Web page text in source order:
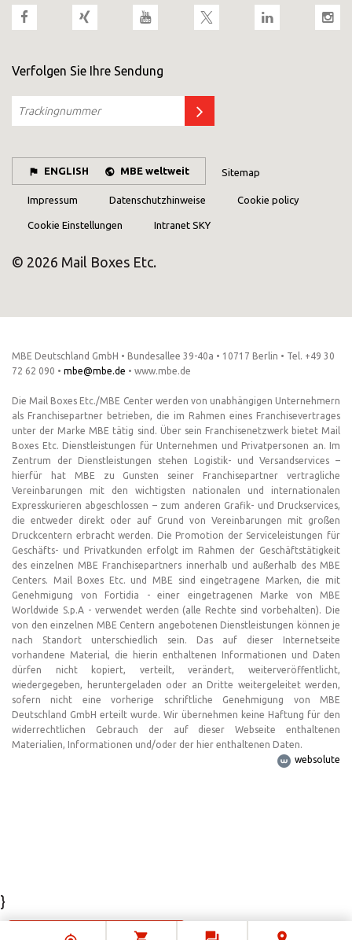
Verfolgen Sie Ihre Sendung
ENGLISH MBE weltweit Sitemap
Impressum Datenschutzhinweise Cookie policy
Cookie Einstellungen Intranet SKY
© 2026 Mail Boxes Etc.
MBE Deutschland GmbH • Bundesallee 39-40a • 10717 Berlin • Tel. +49 30
72 62 090 • mbe@mbe.de • www.mbe.de
Die Mail Boxes Etc./MBE Center werden von unabhängigen Unternehmern
als Franchisepartner betrieben, die im Rahmen eines Franchisevertrages
unter der Marke MBE tätig sind. Über sein Franchisenetzwerk bietet Mail
Boxes Etc. Dienstleistungen für Unternehmen und Privatpersonen an. Im
Zentrum der Dienstleistungen stehen Logistik- und Versandservices –
hierfür hat MBE zu Gunsten seiner Franchisepartner vertragliche
Vereinbarungen mit den wichtigsten nationalen und internationalen
Expresskurieren abgeschlossen – zum anderen Grafik- und Druckservices,
die entweder direkt oder auf Grund von Vereinbarungen mit großen
Druckcentern erbracht werden. Die Promotion der Serviceleistungen für
Geschäfts- und Privatkunden erfolgt im Rahmen der Geschäftstätigkeit
des einzelnen MBE Franchisepartners innerhalb und außerhalb des MBE
Centers. Mail Boxes Etc. und MBE sind eingetragene Marken, die mit
Genehmigung von Fortidia - einer eingetragenen Marke von MBE
Worldwide S.p.A - verwendet werden (alle Rechte sind vorbehalten). Die
von den einzelnen MBE Centern angebotenen Dienstleistungen können je
nach Standort unterschiedlich sein. Das auf dieser Internetseite
vorhandene Material, die hierin enthaltenen Informationen und Daten
dürfen nicht kopiert, verteilt, verändert, weiterveröffentlicht,
wiedergegeben, heruntergeladen oder an Dritte weitergeleitet werden,
sofern nicht eine vorherige schriftliche Genehmigung von MBE
Deutschland GmbH erteilt wurde. Wir übernehmen keine Haftung für den
widerrechtlichen Gebrauch der auf dieser Webseite enthaltenen
Materialien, Informationen und/oder der hier enthaltenen Daten.
websolute
}
Hinweis bei Erhebung